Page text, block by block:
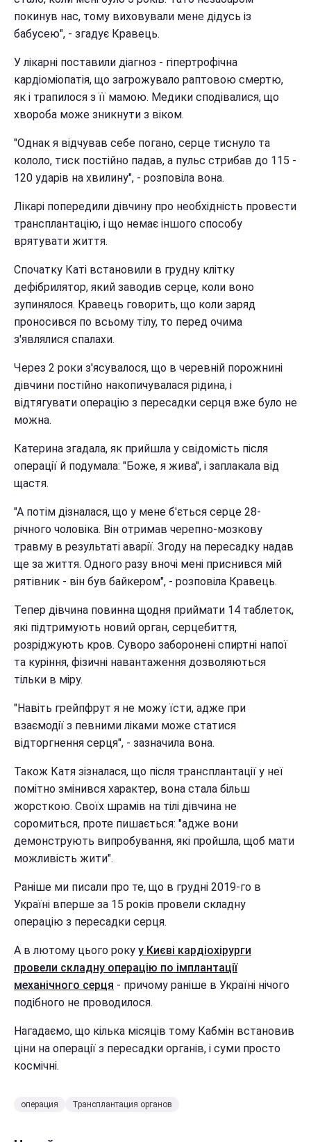
покинув нас, тому виховували мене дідусь із
бабусею", - згадує Кравець.
У лікарні поставили діагноз - гіпертрофічна
кардіоміопатія, що загрожувало раптовою смертю,
як і трапилося з її мамою. Медики сподівалися, що
хвороба може зникнути з віком.
"Однак я відчував себе погано, серце тиснуло та
кололо, тиск постійно падав, а пульс стрибав до 115 -
120 ударів на хвилину", - розповіла вона.
Лікарі попередили дівчину про необхідність провести
трансплантацію, і що немає іншого способу
врятувати життя.
Спочатку Каті встановили в грудну клітку
дефібрилятор, який заводив серце, коли воно
зупинялося. Кравець говорить, що коли заряд
проносився по всьому тілу, то перед очима
з'являлися спалахи.
Через 2 роки з'ясувалося, що в черевній порожнині
дівчини постійно накопичувалася рідина, і
відтягувати операцію з пересадки серця вже було не
можна.
Катерина згадала, як прийшла у свідомість після
операції й подумала: "Боже, я жива", і заплакала від
щастя.
"А потім дізналася, що у мене б'ється серце 28-
річного чоловіка. Він отримав черепно-мозкову
травму в результаті аварії. Згоду на пересадку надав
ще за життя. Одного разу вночі мені приснився мій
рятівник - він був байкером", - розповіла Кравець.
Тепер дівчина повинна щодня приймати 14 таблеток,
які підтримують новий орган, серцебиття,
розріджують кров. Суворо заборонені спиртні напої
та куріння, фізичні навантаження дозволяються
тільки в міру.
"Навіть грейпфрут я не можу їсти, адже при
взаємодії з певними ліками може статися
відторгнення серця", - зазначила вона.
Також Катя зізналася, що після трансплантації у неї
помітно змінився характер, вона стала більш
жорсткою. Своїх шрамів на тілі дівчина не
соромиться, проте пишається: "адже вони
демонструють випробування, які пройшла, щоб мати
можливість жити".
Раніше ми писали про те, що в грудні 2019-го в
Україні вперше за 15 років провели складну
операцію з пересадки серця.
А в лютому цього року у Києві кардіохірурги
провели складну операцію по імплантації
механічного серця - причому раніше в Україні нічого
подібного не проводилося.
Нагадаємо, що кілька місяців тому Кабмін встановив
ціни на операції з пересадки органів, і суми просто
космічні.
операция Трансплантация органов